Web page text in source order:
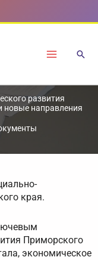
развития
новые направления
края.
Приморского
экономическое